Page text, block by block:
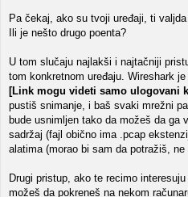
Pa čekaj, ako su tvoji uređaji, ti
Ili je nešto drugo poenta?
U tom slučaju najlakši i najtačniji
tom konkretnom uređaju. Wireshark
[Link mogu videti samo ulogovani
pustiš snimanje, i baš svaki mrežni
bude usnimljen tako da možeš da ga
sadržaj (fajl obično ima .pcap
alatima (morao bi sam da potražiš,
Drugi pristup, ako te recimo
možeš da pokreneš na nekom